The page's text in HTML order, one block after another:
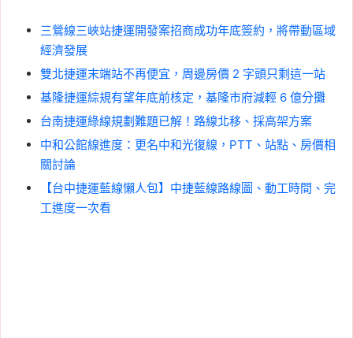
三鶯線三峽站捷運開發案招商成功年底簽約，將帶動區域
經濟發展
雙北捷運末端站不再便宜，周邊房價 2 字頭只剩這一站
基隆捷運綜規有望年底前核定，基隆市府減輕 6 億分攤
台南捷運綠線規劃難題已解！路線北移、採高架方案
中和公館線進度：更名中和光復線，PTT、站點、房價相
關討論
【台中捷運藍線懶人包】中捷藍線路線圖、動工時間、完
工進度一次看